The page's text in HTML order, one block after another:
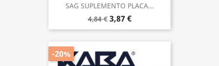
SAG SUPLEMENTO PLACA...
4,84 € 3,87 €
-20%